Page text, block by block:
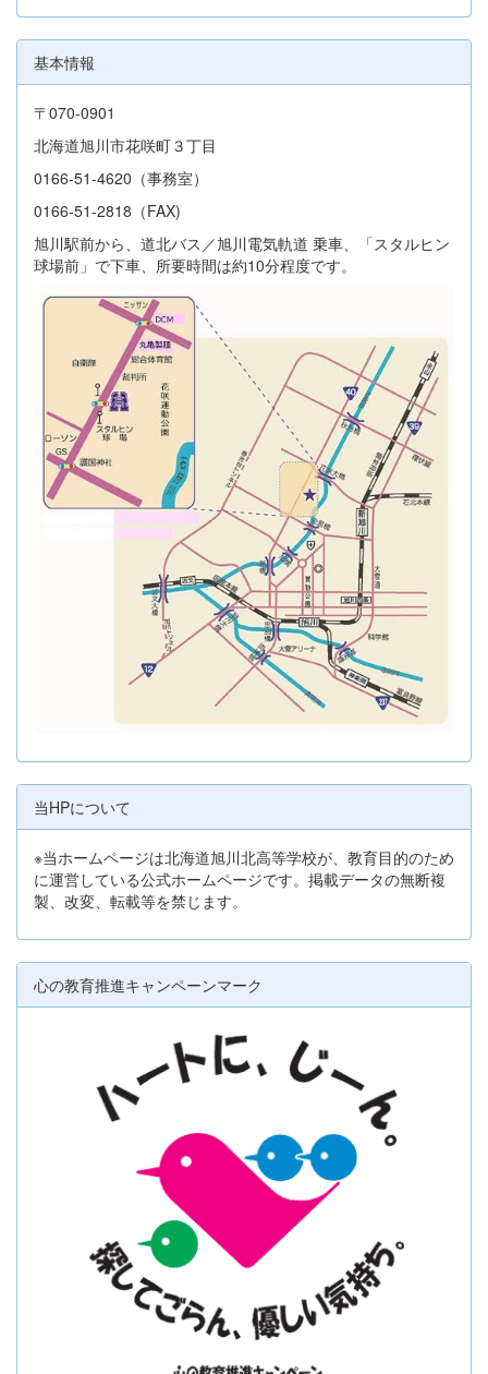
基本情報
〒070-0901
北海道旭川市花咲町３丁目
0166-51-4620（事務室）
0166-51-2818（FAX)
旭川駅前から、道北バス／旭川電気軌道 乗車、「スタルヒン
球場前」で下車、所要時間は約10分程度です。
当HPについて
※当ホームページは北海道旭川北高等学校が、教育目的のため
に運営している公式ホームページです。掲載データの無断複
製、改変、転載等を禁じます。
心の教育推進キャンペーンマーク